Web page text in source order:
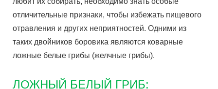
отличительные признаки, чтобы избежать пищевого
отравления и других неприятностей. Одними из
таких двойников боровика являются коварные
ложные белые грибы (желчные грибы).
ЛОЖНЫЙ БЕЛЫЙ ГРИБ: